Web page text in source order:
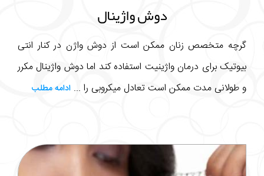
دوش واژینال
گرچه متخصص زنان ممکن است از دوش واژن در کنار انتی
بیوتیک برای درمان واژینیت استفاده کند اما دوش واژینال مکرر
و طولانی مدت ممکن است تعادل میکروبی را ... ادامه مطلب